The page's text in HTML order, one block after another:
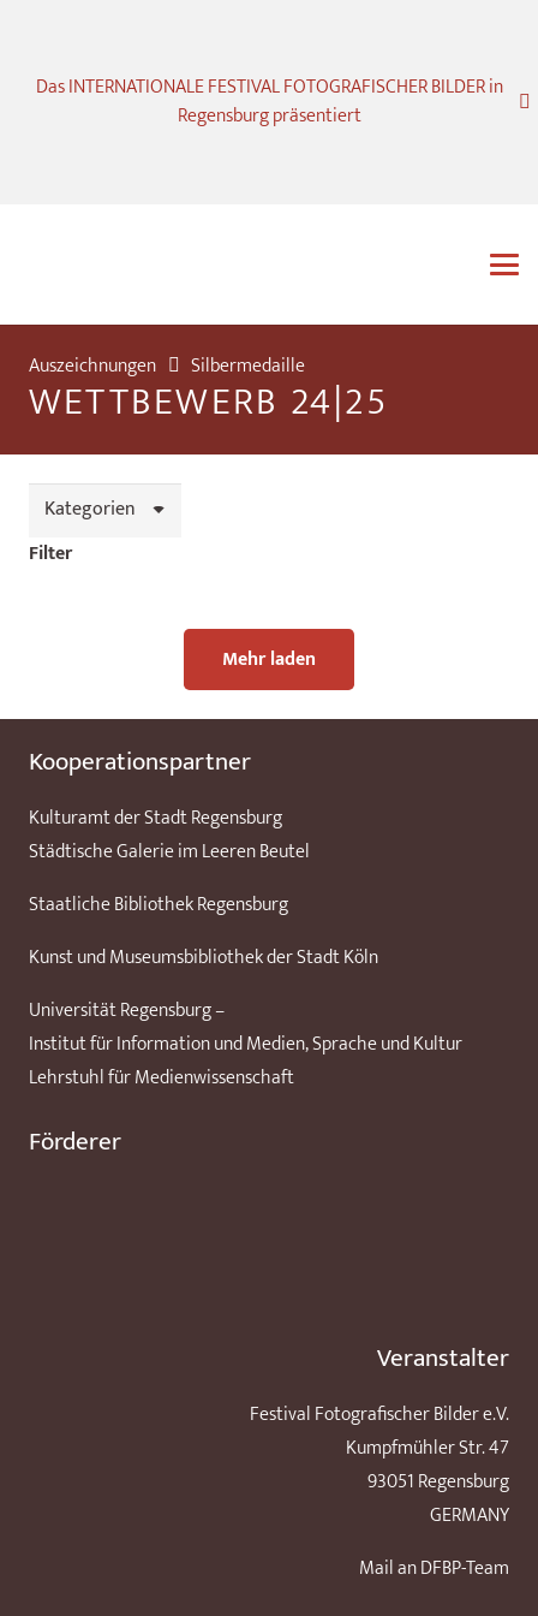
Das INTERNATIONALE FESTIVAL FOTOGRAFISCHER BILDER in
Regensburg präsentiert
Auszeichnungen Silbermedaille
WETTBEWERB 24|25
Kategorien
Filter
Mehr laden
Kooperationspartner
Kulturamt der Stadt Regensburg
Städtische Galerie im Leeren Beutel
Staatliche Bibliothek Regensburg
Kunst und Museumsbibliothek der Stadt Köln
Universität Regensburg –
Institut für Information und Medien, Sprache und Kultur
Lehrstuhl für Medienwissenschaft
Förderer
Veranstalter
Festival Fotografischer Bilder e.V.
Kumpfmühler Str. 47
93051 Regensburg
GERMANY
Mail an DFBP-Team